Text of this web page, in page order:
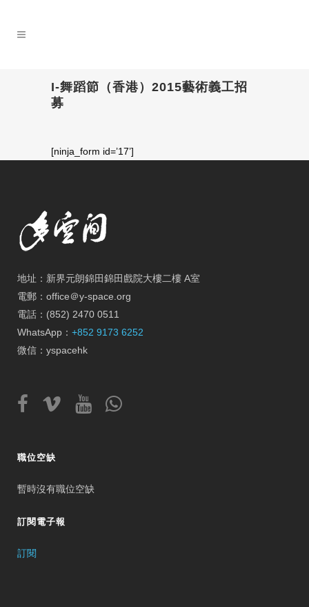
I-舞蹈節（香港）2015藝術義工招
募
[ninja_form id=’17’]
地址：新界元朗錦田錦田戲院大樓二樓 A室
電郵：office＠y-space.org
電話：(852) 2470 0511
WhatsApp： +852 9173 6252
微信：yspacehk
職位空缺
暫時沒有職位空缺
訂閱電子報
訂閱